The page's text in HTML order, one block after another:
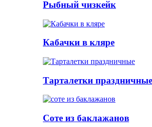
Рыбный чизкейк
Кабачки в кляре
Тарталетки праздничные
Соте из баклажанов